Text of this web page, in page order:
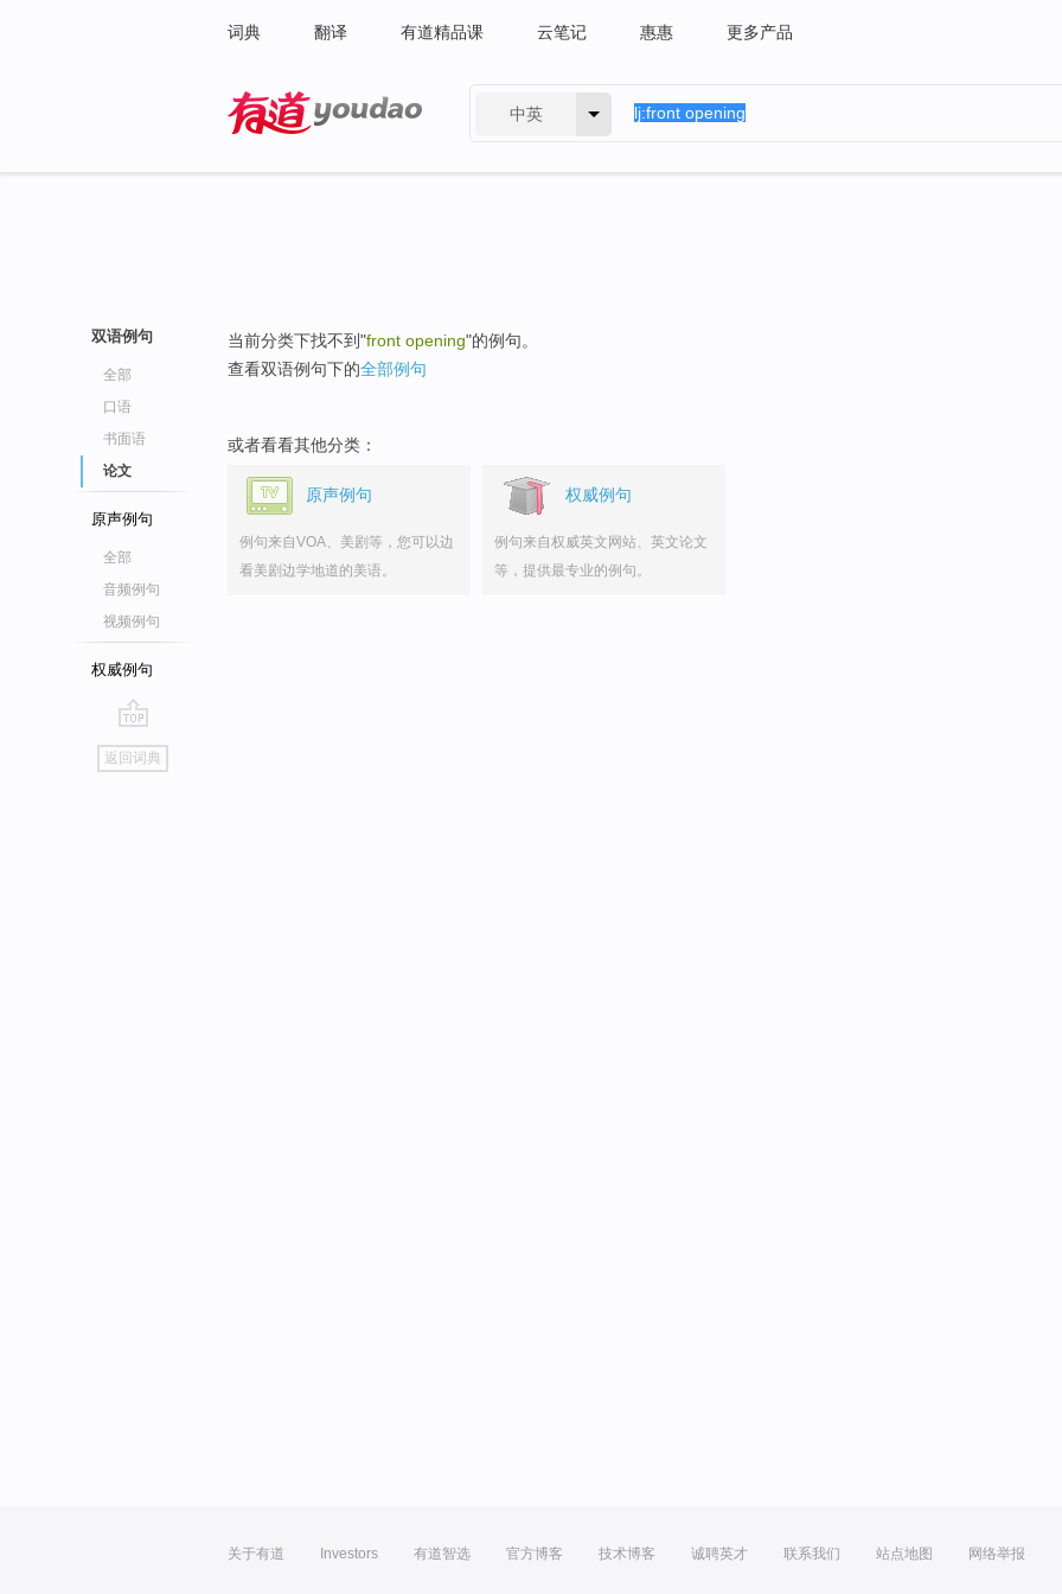
词典 翻译 有道精品课 云笔记 惠惠 更多产品
中英
双语例句
全部
口语
书面语
论文
原声例句
全部
音频例句
视频例句
权威例句
go
top
返回词典
当前分类下找不到"front opening"的例句。
查看双语例句下的全部例句
或者看看其他分类：
原声例句
例句来自VOA、美剧等，您可以边
看美剧边学地道的美语。
权威例句
例句来自权威英文网站、英文论文
等，提供最专业的例句。
关于有道 Investors 有道智选 官方博客 技术博客 诚聘英才 联系我们 站点地图 网络举报